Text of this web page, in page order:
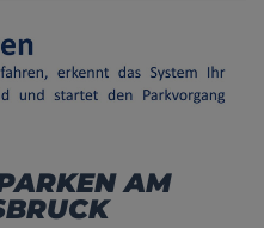
AM